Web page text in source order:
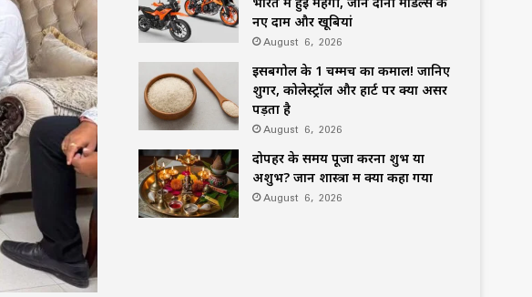
नए दाम और खूबियां
August 6, 2026
इसबगोल के 1 चम्मच का कमाल! जानिए
शुगर, कोलेस्ट्रॉल और हार्ट पर क्या असर
पड़ता है
August 6, 2026
दोपहर के समय पूजा करना शुभ या
अशुभ? जानें शास्त्रों में क्या कहा गया
August 6, 2026